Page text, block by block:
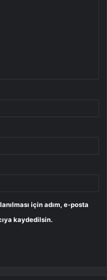
için adım, e-posta
kaydedilsin.